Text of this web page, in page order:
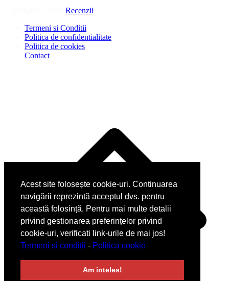
Acest site folosește cookie-uri. Continuarea
navigării reprezintă acceptul dvs. pentru
această folosință. Pentru mai multe detalii
privind gestionarea preferințelor privind
cookie-uri, verificati link-urile de mai jos!
Termeni si conditii - Politica cookie
Am inteles!
Recenzii
Termeni si Conditii
Politica de confidentialitate
Politica de cookies
Contact